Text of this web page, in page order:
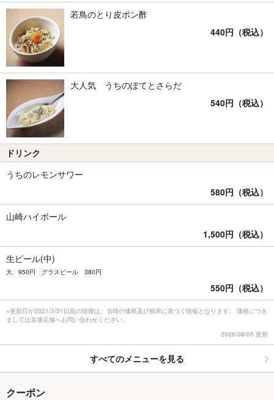
若鳥のとり皮ポン酢
440円（税込）
大人気 うちのぽてとさらだ
540円（税込）
ドリンク
うちのレモンサワー
580円（税込）
山崎ハイボール
1,500円（税込）
生ビール(中)
大 950円 グラスビール 380円
550円（税込）
※更新日が2021/3/31以前の情報は、当時の価格及び税率に基づく情報となります。 価格につき
ましては直接店舗へお問い合わせください。
2026/08/05 更新
すべてのメニューを見る
クーポン